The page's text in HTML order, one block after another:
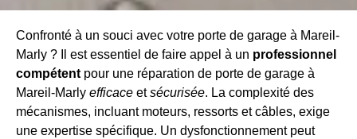
Confronté à un souci avec votre porte de garage à Mareil-
Marly ? Il est essentiel de faire appel à un professionnel
compétentpour une réparation de porte de garage à
Mareil-Marly efficace etsécurisée. La complexité des
mécanismes, incluant moteurs, ressorts et câbles, exige
une expertise spécifique. Un dysfonctionnement peut